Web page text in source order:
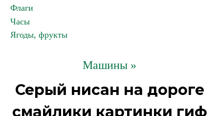
Флаги
Часы
Ягоды, фрукты
Машины »
Серый нисан на дороге
смайлики картинки гиф